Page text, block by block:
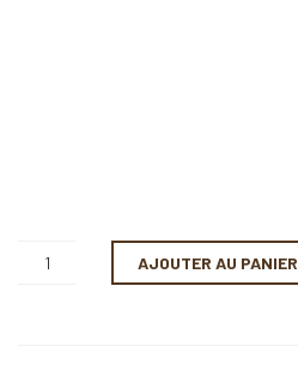
AJOUTER AU PANIER